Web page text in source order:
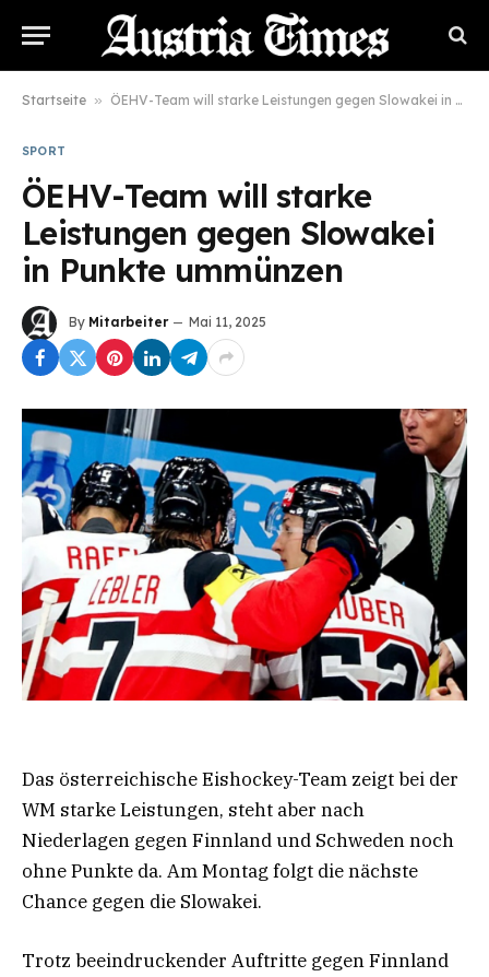
Startseite » ÖEHV-Team will starke Leistungen gegen Slowakei in Punkte ummünzen
SPORT
ÖEHV-Team will starke
Leistungen gegen Slowakei
in Punkte ummünzen
By Mitarbeiter Mai 11, 2025
Das österreichische Eishockey-Team zeigt bei der
WM starke Leistungen, steht aber nach
Niederlagen gegen Finnland und Schweden noch
ohne Punkte da. Am Montag folgt die nächste
Chance gegen die Slowakei.
Trotz beeindruckender Auftritte gegen Finnland